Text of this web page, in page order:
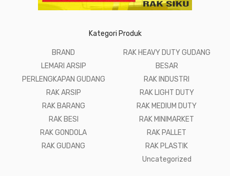
Kategori Produk
BRAND
LEMARI ARSIP
PERLENGKAPAN GUDANG
RAK ARSIP
RAK BARANG
RAK BESI
RAK GONDOLA
RAK GUDANG
RAK HEAVY DUTY GUDANG
BESAR
RAK INDUSTRI
RAK LIGHT DUTY
RAK MEDIUM DUTY
RAK MINIMARKET
RAK PALLET
RAK PLASTIK
Uncategorized